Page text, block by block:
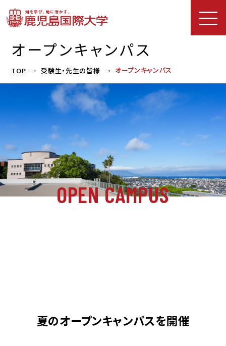
オープンキャンパス
TOP 受験生・先生の皆様 オープンキャンパス
OPEN CAMPUS
夏のオープンキャンパスを開催